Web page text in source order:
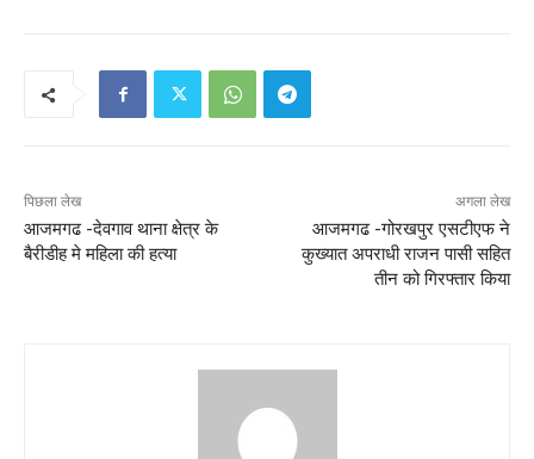
पिछला लेख
आजमगढ -देवगाव थाना क्षेत्र के
बैरीडीह मे महिला की हत्या
अगला लेख
आजमगढ -गोरखपुर एसटीएफ ने
कुख्यात अपराधी राजन पासी सहित
तीन को गिरफ्तार किया